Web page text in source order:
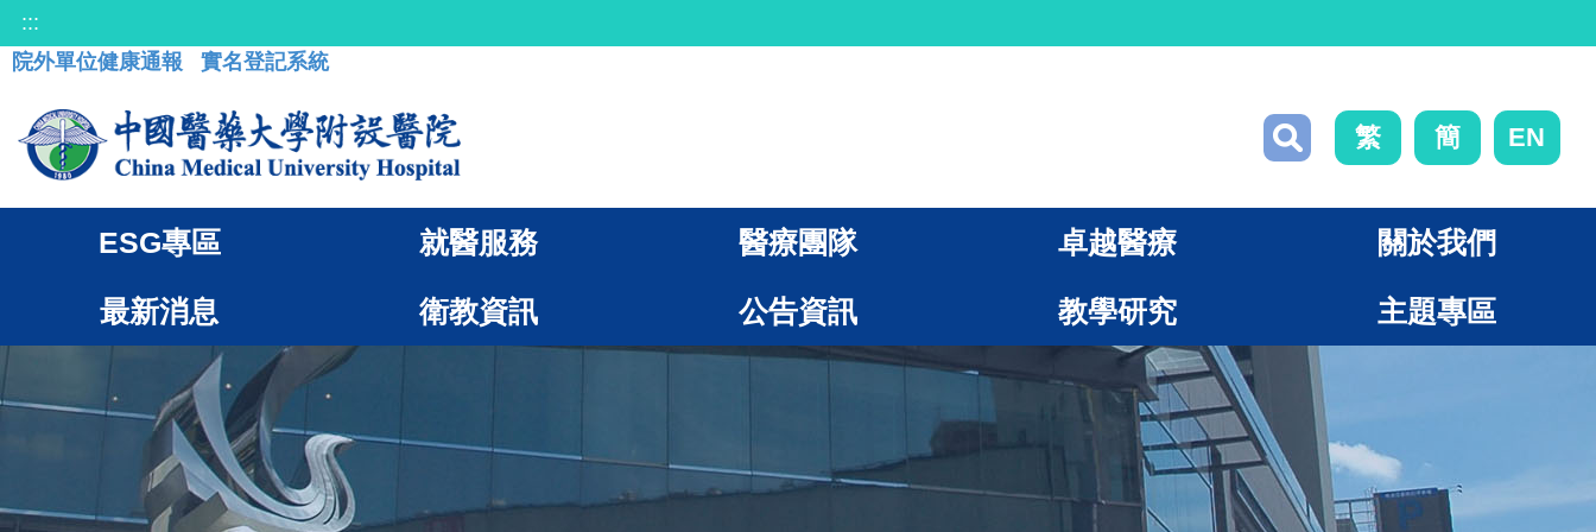
:::
院外單位健康通報
實名登記系統
繁 簡 EN
ESG專區 就醫服務 醫療團隊 卓越醫療 關於我們
最新消息 衛教資訊 公告資訊 教學研究 主題專區